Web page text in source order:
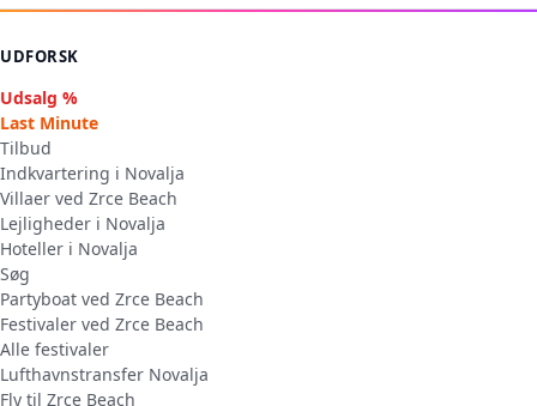
UDFORSK
Udsalg %
Last Minute
Tilbud
Indkvartering i Novalja
Villaer ved Zrce Beach
Lejligheder i Novalja
Hoteller i Novalja
Søg
Partyboat ved Zrce Beach
Festivaler ved Zrce Beach
Alle festivaler
Lufthavnstransfer Novalja
Fly til Zrce Beach